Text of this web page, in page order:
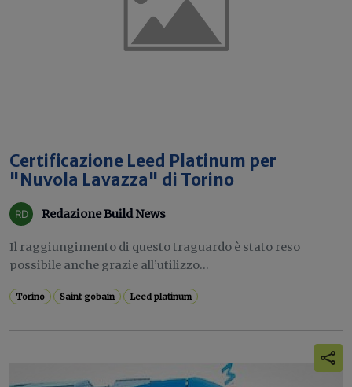
Certificazione Leed Platinum per
"Nuvola Lavazza" di Torino
Redazione Build News
Il raggiungimento di questo traguardo è stato reso
possibile anche grazie all’utilizzo...
Torino Saint gobain Leed platinum